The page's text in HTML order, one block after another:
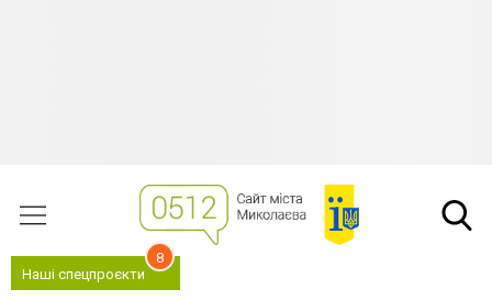
Наші спецпроєкти
8